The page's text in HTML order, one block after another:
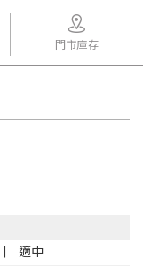
門市庫存
適中